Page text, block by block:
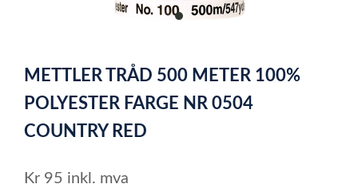
item
of
1
METTLER TRÅD 500 METER 100%
POLYESTER FARGE NR 0504
COUNTRY RED
Kr 95 inkl. mva